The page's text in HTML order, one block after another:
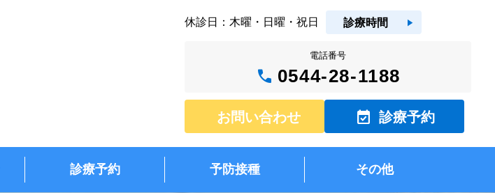
休診日：木曜・日曜・祝日 診療時間 play_arrow
電話番号
call 0544-28-1188
お問い合わせ event_available 診療予約
診療予約 予防接種 その他